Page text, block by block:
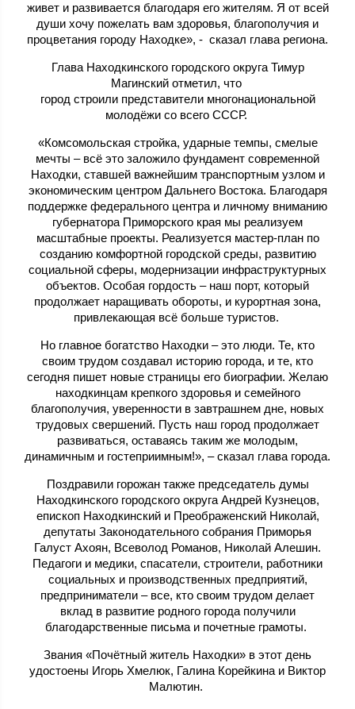
живет и развивается благодаря его жителям. Я от всей
души хочу пожелать вам здоровья, благополучия и
процветания городу Находке», - сказал глава региона.
Глава Находкинского городского округа Тимур
Магинский отметил, что
город строили представители многонациональной
молодёжи со всего СССР.
«Комсомольская стройка, ударные темпы, смелые
мечты – всё это заложило фундамент современной
Находки, ставшей важнейшим транспортным узлом и
экономическим центром Дальнего Востока. Благодаря
поддержке федерального центра и личному вниманию
губернатора Приморского края мы реализуем
масштабные проекты. Реализуется мастер-план по
созданию комфортной городской среды, развитию
социальной сферы, модернизации инфраструктурных
объектов. Особая гордость – наш порт, который
продолжает наращивать обороты, и курортная зона,
привлекающая всё больше туристов.
Но главное богатство Находки – это люди. Те, кто
своим трудом создавал историю города, и те, кто
сегодня пишет новые страницы его биографии. Желаю
находкинцам крепкого здоровья и семейного
благополучия, уверенности в завтрашнем дне, новых
трудовых свершений. Пусть наш город продолжает
развиваться, оставаясь таким же молодым,
динамичным и гостеприимным!», – сказал глава города.
Поздравили горожан также председатель думы
Находкинского городского округа Андрей Кузнецов,
епископ Находкинский и Преображенский Николай,
депутаты Законодательного собрания Приморья
Галуст Ахоян, Всеволод Романов, Николай Алешин.
Педагоги и медики, спасатели, строители, работники
социальных и производственных предприятий,
предприниматели – все, кто своим трудом делает
вклад в развитие родного города получили
благодарственные письма и почетные грамоты.
Звания «Почётный житель Находки» в этот день
удостоены Игорь Хмелюк, Галина Корейкина и Виктор
Малютин.